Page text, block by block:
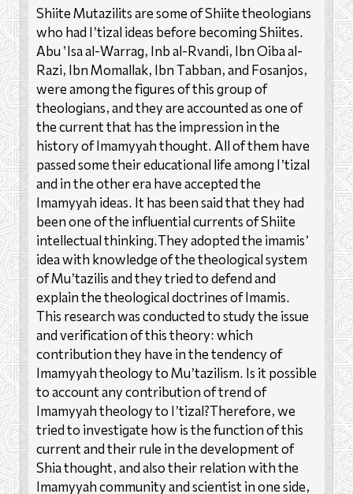
Shiite Mutazilits are some of Shiite theologians
who had I’tizal ideas before becoming Shiites.
Abu ‘Isa al-Warrag, Inb al-Rvandi, Ibn Qiba al-
Razi, Ibn Momallak, Ibn Tabban, and Fosanjos,
were among the figures of this group of
theologians, and they are accounted as one of
the current that has the impression in the
history of Imamyyah thought. All of them have
passed some their educational life among I’tizal
and in the other era have accepted the
Imamyyah ideas. It has been said that they had
been one of the influential currents of Shiite
intellectual thinking.They adopted the imamis’
idea with knowledge of the theological system
of Mu’tazilis and they tried to defend and
explain the theological doctrines of Imamis.
This research was conducted to study the issue
and verification of this theory: which
contribution they have in the tendency of
Imamyyah theology to Mu’tazilism. Is it possible
to account any contribution of trend of
Imamyyah theology to I’tizal?Therefore, we
tried to investigate how is the function of this
current and their rule in the development of
Shia thought, and also their relation with the
Imamyyah community and scientist in one side,